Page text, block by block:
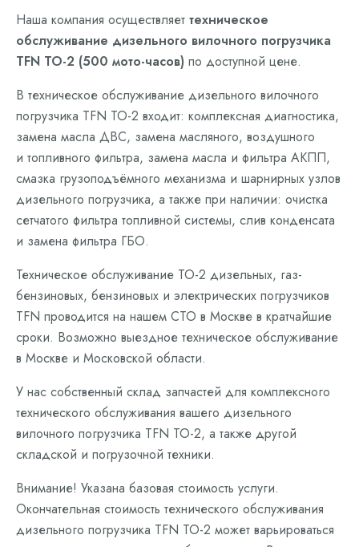
Наша компания осуществляет техническое
обслуживание дизельного вилочного погрузчика
TFN ТО-2 (500 мото-часов) по доступной цене.
В техническое обслуживание дизельного вилочного
погрузчика TFN ТО-2 входит: комплексная диагностика,
замена масла ДВС, замена масляного, воздушного
и топливного фильтра, замена масла и фильтра АКПП,
смазка грузоподъёмного механизма и шарнирных узлов
дизельного погрузчика, а также при наличии: очистка
сетчатого фильтра топливной системы, слив конденсата
и замена фильтра ГБО.
Техническое обслуживание ТО-2 дизельных, газ-
бензиновых, бензиновых и электрических погрузчиков
TFN проводится на нашем СТО в Москве в кратчайшие
сроки. Возможно выездное техническое обслуживание
в Москве и Московской области.
У нас собственный склад запчастей для комплексного
технического обслуживания вашего дизельного
вилочного погрузчика TFN ТО-2, а также другой
складской и погрузочной техники.
Внимание! Указана базовая стоимость услуги.
Окончательная стоимость технического обслуживания
дизельного погрузчика TFN ТО-2 может варьироваться